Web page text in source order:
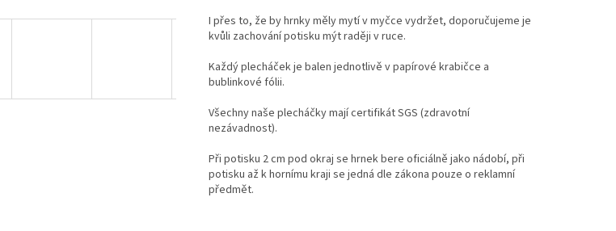
I přes to, že by hrnky měly mytí v myčce vydržet, doporučujeme je
kvůli zachování potisku mýt raději v ruce.
Každý plecháček je balen jednotlivě v papírové krabičce a
bublinkové fólii.
Všechny naše plecháčky mají certifikát SGS (zdravotní
nezávadnost).
Při potisku 2 cm pod okraj se hrnek bere oficiálně jako nádobí, při
potisku až k hornímu kraji se jedná dle zákona pouze o reklamní
předmět.